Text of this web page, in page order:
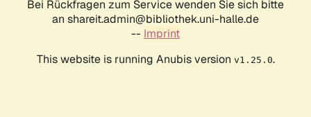
Bei Rückfragen zum Service wenden Sie sich bitte
an shareit.admin@bibliothek.uni-halle.de
-- Imprint
This website is running Anubis version v1.25.0.